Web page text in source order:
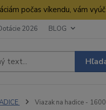
počas víkendu, vám
2026 BLOG
Viazak na hadice -